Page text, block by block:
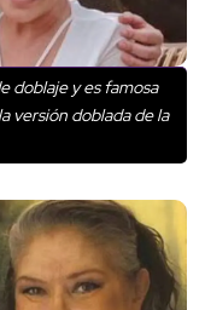
doblaje y es famosa
versión doblada de la